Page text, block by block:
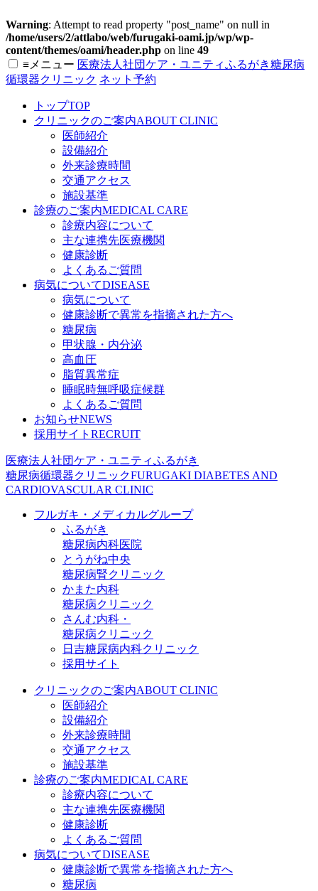
Warning: Attempt to read property "post_name" on null in
/home/users/2/attlabo/web/furugaki-oami.jp/wp/wp-
content/themes/oami/header.php on line 49
≡ メニュー 医療法人社団ケア・ユニティふるがき糖尿病
循環器クリニック ネット予約
トップTOP
クリニックのご案内ABOUT CLINIC
医師紹介
設備紹介
外来診療時間
交通アクセス
施設基準
診療のご案内MEDICAL CARE
診療内容について
主な連携先医療機関
健康診断
よくあるご質問
病気についてDISEASE
病気について
健康診断で異常を指摘された方へ
糖尿病
甲状腺・内分泌
高血圧
脂質異常症
睡眠時無呼吸症候群
よくあるご質問
お知らせNEWS
採用サイト RECRUIT
医療法人社団ケア・ユニティふるがき
糖尿病循環器クリニックFURUGAKI DIABETES AND
CARDIOVASCULAR CLINIC
フルガキ・メディカルグループ
ふるがき
糖尿病内科医院
とうがね中央
糖尿病腎クリニック
かまた内科
糖尿病クリニック
さんむ内科・
糖尿病クリニック
日吉糖尿病内科クリニック
採用サイト
クリニックのご案内ABOUT CLINIC
医師紹介
設備紹介
外来診療時間
交通アクセス
施設基準
診療のご案内MEDICAL CARE
診療内容について
主な連携先医療機関
健康診断
よくあるご質問
病気についてDISEASE
健康診断で異常を指摘された方へ
糖尿病